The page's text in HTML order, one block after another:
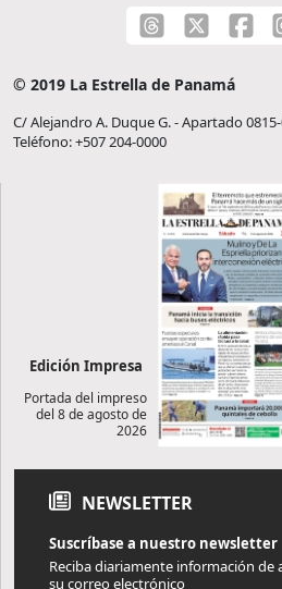
© 2019 La Estrella de Panamá
C/ Alejandro A. Duque G. - Apartado
Teléfono: +507 204-0000
Edición Impresa
Portada del impreso
del 8 de agosto de
2026
NEWSLETTER
Suscríbase a nuestro newsletter
Reciba diariamente información
su correo electrónico